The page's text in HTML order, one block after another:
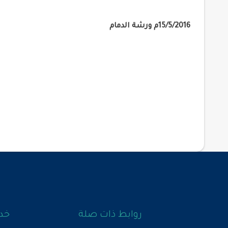
15/5/2016م ورشة الدمام
روابط ذات صلة